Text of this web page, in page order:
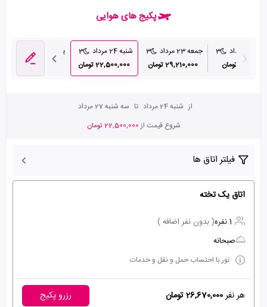
پکیج های هوایی
3
تومان
جمعه 23 مرداد
3
29,210,000 تومان
شنبه 24 مرداد
3
22,500,000 تومان
یکشنبه 25 مرداد
25,810,000 تومان
از شنبه 24 مرداد تا سه شنبه 27 مرداد
شروع قیمت از22,500,000 تومان
فیلتر اتاق ها
اتاق یک تخته
1 نفره
( بدون نفر اضافه )
صبحانه
تور با احتساب حمل و نقل و خدمات
هر نفر26,670,000 تومان رزرو پکیج